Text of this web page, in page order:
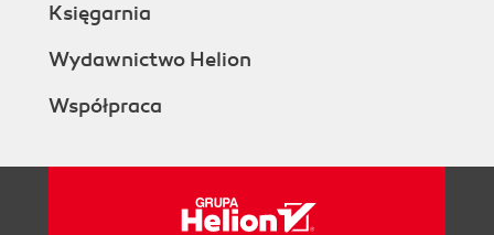
Księgarnia
Wydawnictwo Helion
Współpraca